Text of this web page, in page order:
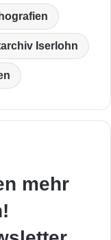
Iserlohn
mehr